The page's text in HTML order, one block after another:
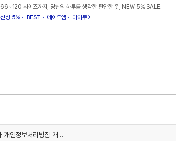
66~120 사이즈까지, 당신의 하루를 생각한 편안한 옷, NEW 5% SALE.
신상 5%
BEST 메이드엠 마이무이
08/03(월) 다나와 개인정보처리방침 개정 안내